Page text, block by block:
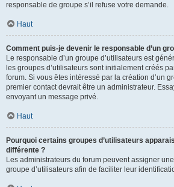
responsable de groupe s’il refuse votre demande.
Haut
Comment puis-je devenir le responsable d’un
Le responsable d’un groupe d’utilisateurs est
les groupes d’utilisateurs sont initialement créés
forum. Si vous êtes intéressé par la création d’un
premier contact devrait être un administrateur.
envoyant un message privé.
Haut
Pourquoi certains groupes d’utilisateurs
différente ?
Les administrateurs du forum peuvent assigner
groupe d’utilisateurs afin de faciliter leur